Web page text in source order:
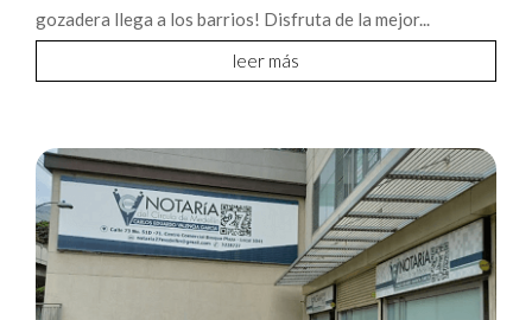
gozadera llega a los barrios! Disfruta de la mejor...
leer más